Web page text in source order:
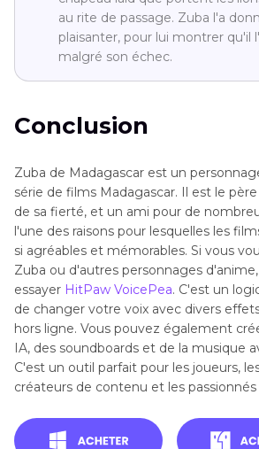
au rite de passage. Zuba l'a
plaisanter, pour lui montrer qu'il
malgré son échec.
Conclusion
Zuba de Madagascar est un
série de films Madagascar. Il est le père
de sa fierté, et un ami pour de
l'une des raisons pour lesquelles les
si agréables et mémorables. Si vous
Zuba ou d'autres personnages
essayer HitPaw VoicePea. C'est un
de changer votre voix avec divers
hors ligne. Vous pouvez également
IA, des soundboards et de la musique
C'est un outil parfait pour les joueurs,
créateurs de contenu et les passionnés